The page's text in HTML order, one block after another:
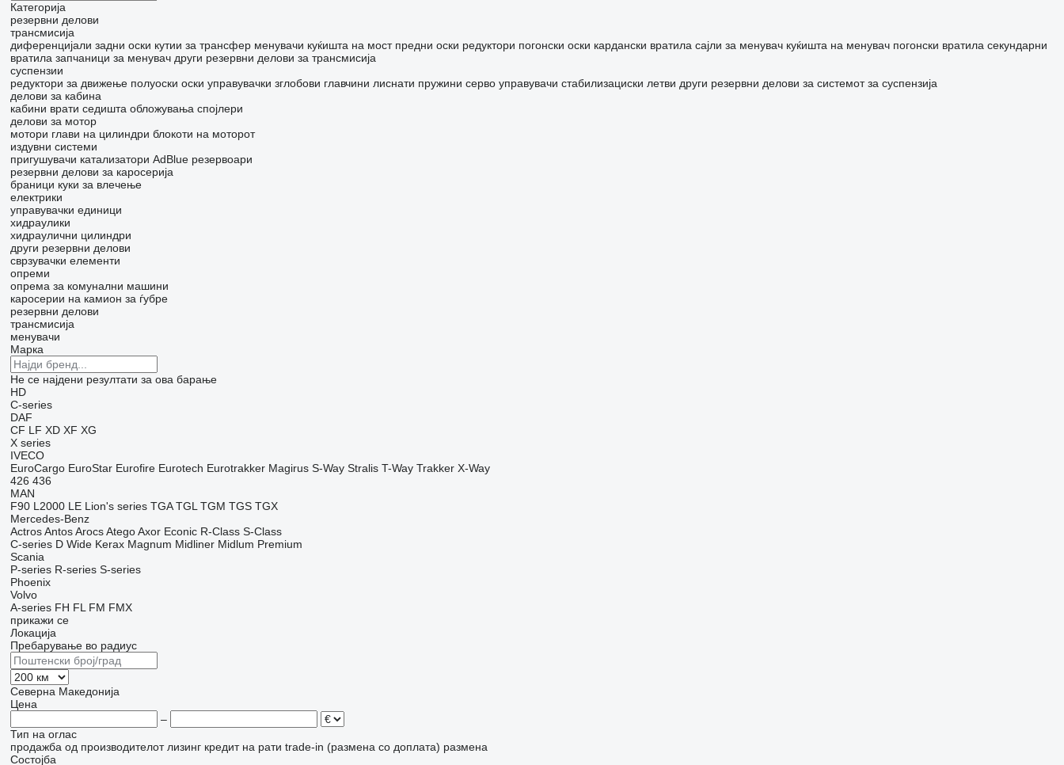
Категорија
резервни делови
трансмисија
диференцијали задни оски кутии за трансфер менувачи куќишта на мост предни оски редуктори погонски оски кардански вратила сајли за менувач куќишта на менувач погонски вратила секундарни
вратила запчаници за менувач други резервни делови за трансмисија
суспензии
редуктори за движење полуоски оски управувачки зглобови главчини лиснати пружини серво управувачи стабилизациски летви други резервни делови за системот за суспензија
делови за кабина
кабини врати седишта обложувања спојлери
делови за мотор
мотори глави на цилиндри блокоти на моторот
издувни системи
пригушувачи катализатори AdBlue резервоари
резервни делови за каросерија
браници куки за влечење
електрики
управувачки единици
хидраулики
хидраулични цилиндри
други резервни делови
сврзувачки елементи
опреми
опрема за комунални машини
каросерии на камион за ѓубре
резервни делови
трансмисија
менувачи
Марка
Не се најдени резултати за ова барање
HD
C-series
DAF
CF LF XD XF XG
X series
IVECO
EuroCargo EuroStar Eurofire Eurotech Eurotrakker Magirus S-Way Stralis T-Way Trakker X-Way
426 436
MAN
F90 L2000 LE Lion's series TGA TGL TGM TGS TGX
Mercedes-Benz
Actros Antos Arocs Atego Axor Econic R-Class S-Class
C-series D Wide Kerax Magnum Midliner Midlum Premium
Scania
P-series R-series S-series
Phoenix
Volvo
A-series FH FL FM FMX
прикажи се
Локација
Пребарување во радиус
Северна Македонија
Цена
–
Тип на оглас
продажба од производителот лизинг кредит на рати trade-in (размена со доплата) размена
Состојба